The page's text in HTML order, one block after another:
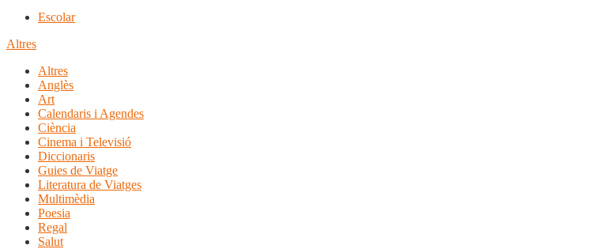
Escolar
Altres
Altres
Anglès
Art
Calendaris i Agendes
Ciència
Cinema i Televisió
Diccionaris
Guies de Viatge
Literatura de Viatges
Multimèdia
Poesia
Regal
Salut